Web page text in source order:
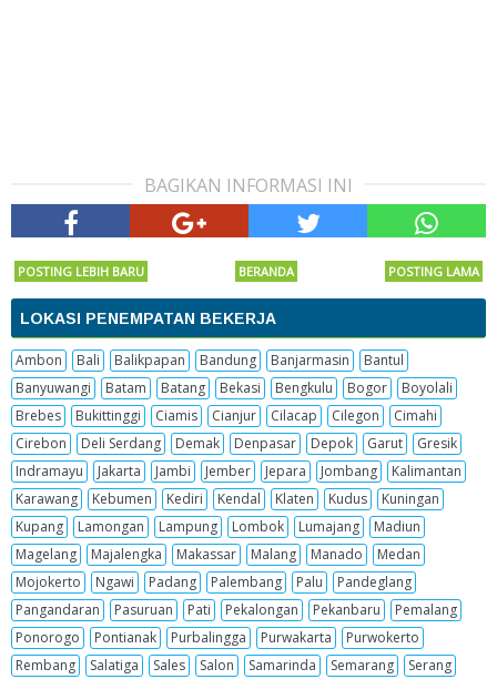
BAGIKAN INFORMASI INI
POSTING LEBIH BARU POSTING LAMA
BERANDA
LOKASI PENEMPATAN BEKERJA
Ambon Bali Balikpapan Bandung Banjarmasin
Bantul
Banyuwangi
Batam Batang Bekasi Bengkulu Bogor
Boyolali
Brebes
Bukittinggi Ciamis Cianjur Cilacap Cilegon
Cimahi
Cirebon
Deli Serdang Demak Denpasar Depok Garut
Gresik
Indramayu
Jakarta Jambi Jember Jepara Jombang
Kalimantan
Karawang
Kebumen Kediri Kendal Klaten Kudus
Kuningan
Kupang
Lamongan Lampung Lombok Lumajang
Madiun
Magelang
Majalengka Makassar Malang Manado
Medan
Mojokerto
Ngawi Padang Palembang Palu
Pandeglang
Pangandaran
Pasuruan Pati Pekalongan Pekanbaru
Pemalang
Ponorogo
Pontianak Purbalingga Purwakarta
Purwokerto
Rembang
Salatiga Sales Salon Samarinda Semarang Serang